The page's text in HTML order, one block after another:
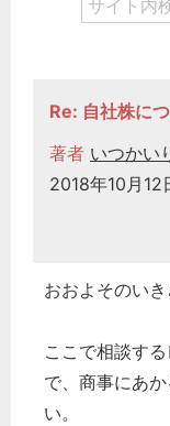
Re: 自社株に
著者 いつかい
2018年10月12
おおよそのいき
ここで相談す
で、商事にあ
い。